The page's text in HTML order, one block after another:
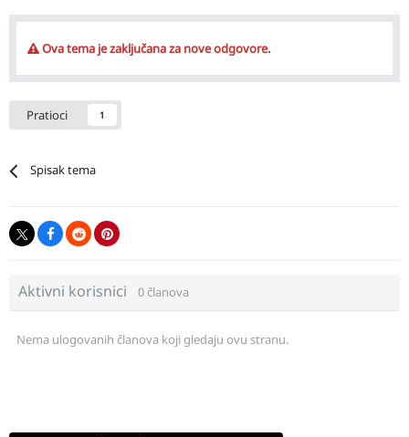
Ova tema je zaključana za nove odgovore.
Pratioci 1
Spisak tema
Aktivni korisnici 0 članova
Nema ulogovanih članova koji gledaju ovu stranu.